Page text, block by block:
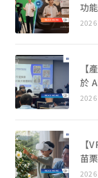
功
2026
【
於
2026
【
苗
2026